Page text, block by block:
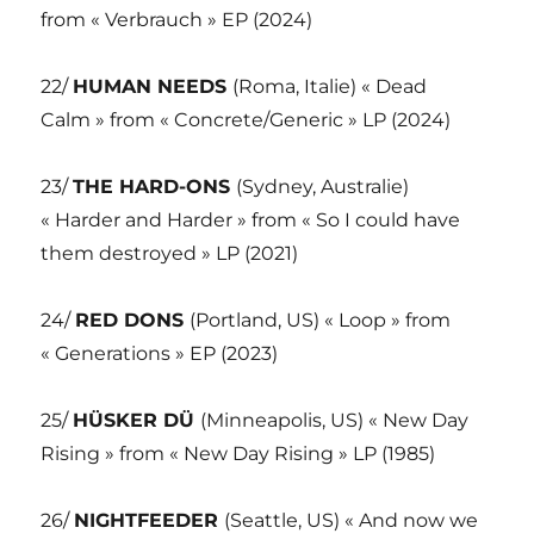
from « Verbrauch » EP (2024)
22/ HUMAN NEEDS (Roma, Italie) « Dead
Calm » from « Concrete/Generic » LP (2024)
23/THE HARD-ONS (Sydney, Australie)
« Harder and Harder » from « So I could have
them destroyed » LP (2021)
24/ RED DONS (Portland, US) « Loop » from
« Generations » EP (2023)
25/ HÜSKER DÜ (Minneapolis, US) « New Day
Rising » from « New Day Rising » LP (1985)
26/ NIGHTFEEDER (Seattle, US) « And now we